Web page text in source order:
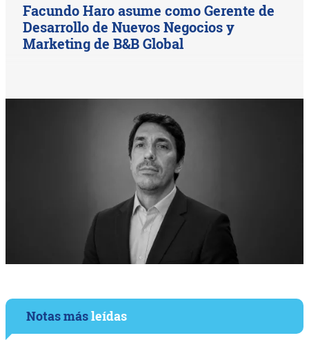
Facundo Haro asume como Gerente de
Desarrollo de Nuevos Negocios y
Marketing de B&B Global
Notas másleídas